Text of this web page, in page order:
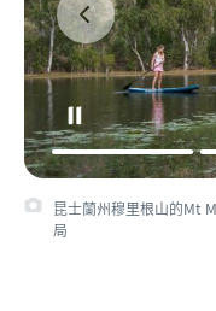
昆士蘭州穆里根山的Mt
局